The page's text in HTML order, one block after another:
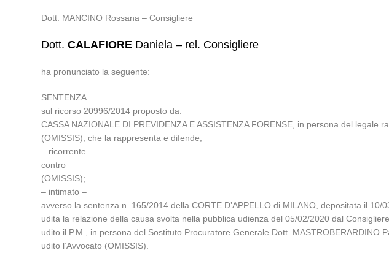
Dott. MANCINO Rossana – Consigliere
Dott.CALAFIORE Daniela – rel. Consigliere
ha pronunciato la seguente:
SENTENZA
sul ricorso 20996/2014 proposto da:
CASSA NAZIONALE DI PREVIDENZA E ASSISTENZA FORENSE, in persona del
(OMISSIS), che la rappresenta e difende;
– ricorrente –
contro
(OMISSIS);
– intimato –
avverso la sentenza n. 165/2014 della CORTE D’APPELLO di MILANO, depositata il 10/
udita la relazione della causa svolta nella pubblica udienza del 05/02/2020 dal
udito il P.M., in persona del Sostituto Procuratore Generale Dott. MASTROBERARDINO
udito l’Avvocato (OMISSIS).